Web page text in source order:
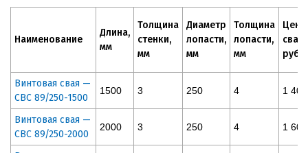
Наименование
Длина,
мм
Толщина
стенки,
мм
Диаметр
лопасти,
мм
Толщина
лопасти,
мм
Цена
сваи,
руб
Винтовая свая —
СВС 89/250-1500
1500 3 250 4 1 400
Винтовая свая —
СВС 89/250-2000
2000 3 250 4 1 600